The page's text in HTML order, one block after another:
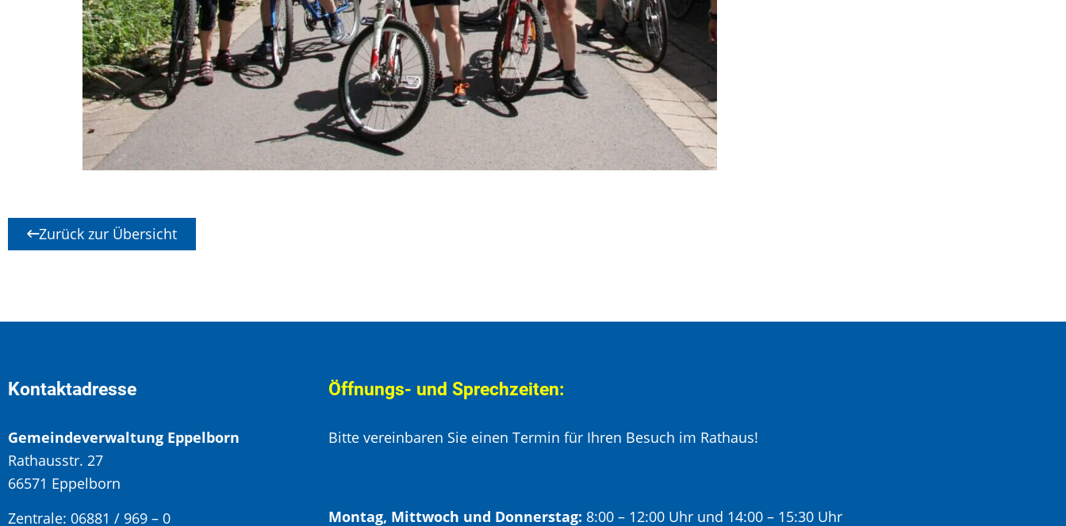
Zurück zur Übersicht
Kontaktadresse
Gemeindeverwaltung Eppelborn
Rathausstr. 27
66571 Eppelborn
Zentrale: 06881 / 969 – 0
Öffnungs- und Sprechzeiten:
Bitte vereinbaren Sie einen Termin für Ihren Besuch im Rathaus!
Montag, Mittwoch und Donnerstag: 8:00 – 12:00 Uhr und 14:00 – 15:30 Uhr